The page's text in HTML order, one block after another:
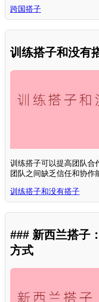
跨国搭子
训练搭子和没有
训练搭子可以提高团队合
团队之间缺乏信任和协作
训练搭子和没有搭子
### 新西兰搭子
方式